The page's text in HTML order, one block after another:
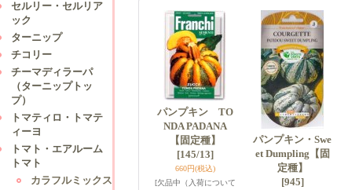
セルリー・セルリア
ック
ターニップ
チコリー
チーマディラーパ
（ターニップトッ
プ）
トマティロ・トマテ
ィーヨ
トマト・エアルーム
トマト
カラフルミックス
パンプキン TO
NDA PADANA
【固定種】
[145/13]
660円(税込)
[欠品中（入荷について
パンプキン・Swe
et Dumpling【固
定種】
[945]